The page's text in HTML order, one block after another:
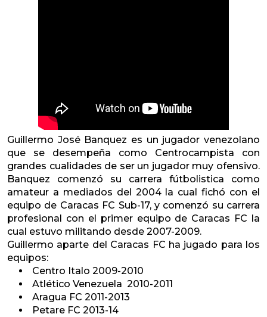
Guillermo José Banquez es un jugador venezolano
que se desempeña como Centrocampista con
grandes cualidades de ser un jugador muy ofensivo.
Banquez comenzó su carrera fútbolistica como
amateur a mediados del 2004 la cual fichó con el
equipo de Caracas FC Sub-17, y comenzó su carrera
profesional con el primer equipo de Caracas FC la
cual estuvo militando desde 2007-2009.
Guillermo aparte del Caracas FC ha jugado para los
equipos:
Centro Italo 2009-2010
Atlético Venezuela 2010-2011
Aragua FC 2011-2013
Petare FC 2013-14